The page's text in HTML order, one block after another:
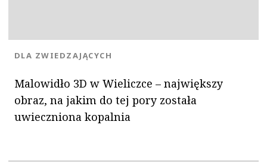
Malowidło 3D w Wieliczce – największy
obraz, na jakim do tej pory została
uwieczniona kopalnia
KATEGORIA:
DLA ZWIEDZAJĄCYCH